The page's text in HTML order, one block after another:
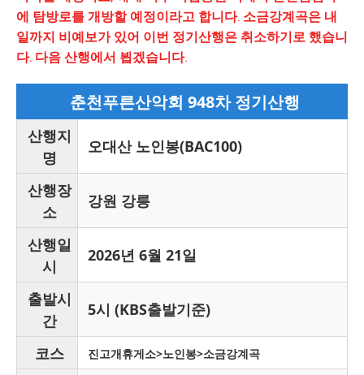
에 탐방로를 개방할 예정이라고 합니다. 소금강계곡은 내
일까지 비예보가 있어 이번 정기산행은 취소하기로 했습니
다. 다음 산행에서 뵙겠습니다.
춘천푸른산악회 948차 정기산행
산행지
명
오대산 노인봉(BAC100)
산행장
소
강원 강릉
산행일
시
2026년 6월 21일
출발시
간
5시 (KBS출발기준)
코스 진고개휴게소>노인봉>소금강계곡